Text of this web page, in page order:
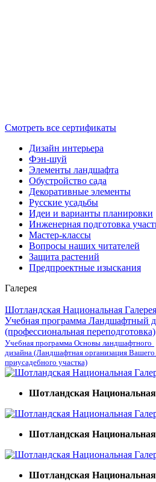
Смотреть все сертификаты
Дизайн интерьера
Фэн-шуй
Элементы ландшафта
Обустройство сада
Декоративные элементы
Русские усадьбы
Идеи и варианты планировки
Инженерная подготовка
Мастер-классы
Вопросы наших читателей
Защита растений
Предпроектные изыскания
Галерея
Шотландская Национальная
Учебная программа Ландшафтный
(профессиональная переподготовка)
Учебная программа Основы ландшафтного
дизайна (Ландшафтная организация Вашего
приусадебного участка)
Шотландская
Шотландская
Шотландская